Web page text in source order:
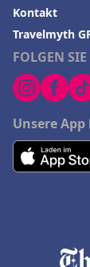
FOLGEN
Unsere
Kontakt
Travelmyth